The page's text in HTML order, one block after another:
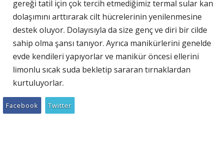
gereği tatil için çok tercih etmediğimiz termal sular kan
dolaşımını arttırarak cilt hücrelerinin yenilenmesine
destek oluyor. Dolayısıyla da size genç ve diri bir cilde
sahip olma şansı tanıyor. Ayrıca manikürlerini genelde
evde kendileri yapıyorlar ve manikür öncesi ellerini
limonlu sıcak suda bekletip sararan tırnaklardan
kurtuluyorlar.
Facebook Twitter